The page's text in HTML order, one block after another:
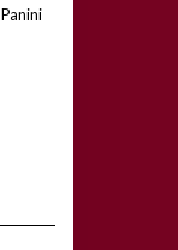
Panini